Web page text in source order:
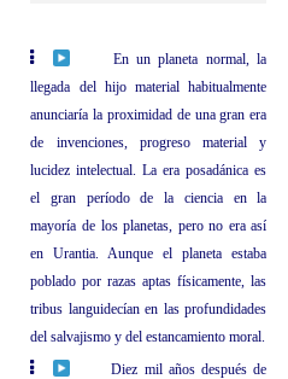
En un planeta normal, la
llegada del hijo material habitualmente
anunciaría la proximidad de una gran era
de invenciones, progreso material y
lucidez intelectual. La era posadánica es
el gran período de la ciencia en la
mayoría de los planetas, pero no era así
en Urantia. Aunque el planeta estaba
poblado por razas aptas físicamente, las
tribus languidecían en las profundidades
del salvajismo y del estancamiento moral.
Diez mil años después de